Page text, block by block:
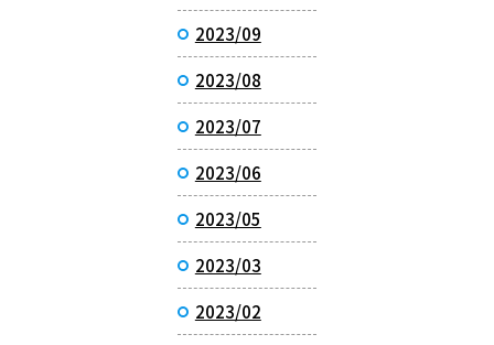
2023/09
2023/08
2023/07
2023/06
2023/05
2023/03
2023/02